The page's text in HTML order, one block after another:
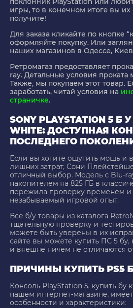
игры, то в конечном итоге вы их
получите!
Для заказа кликайте по кнопке
оформляйте покупку. Или
наших магазинов в Одессе,
Ретромагаз предоставляет
ray. Детальные условия проката
Также, мы покупаем этот товар.
заработать, читай условия на
страничке.
SONY PLAYSTATION 5 Б
WHITE: ДОСТУПНАЯ
ПОСЛЕДНЕГО
Если вы хотите ощутить мощь и
лишних затрат, Сони
отличный выбор. Модель с Blu-
накопителем на 825 ГБ в
пережила проверку временем и
незабываемый игровой опыт.
Все б/у товары из каталога
тщательную проверку и
можете быть уверены в их
сайте вы можете купить ПС 5 бу,
и внешне ничем не отличаются
ПРИЧИНЫ КУПИТЬ PS5
Консоль PlayStation 5, купить бу
нашем интернет-магазине,
особенности и характеристики: